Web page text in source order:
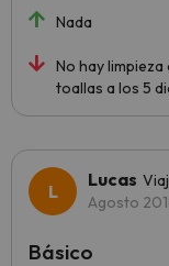
Nada
No hay
toallas a los 5
Lucas
Agosto
Básico